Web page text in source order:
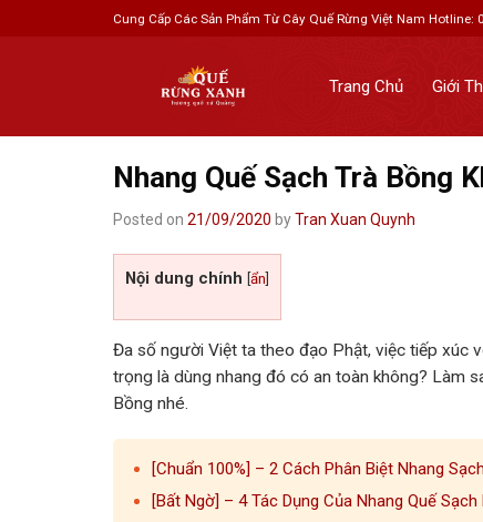
Cung Cấp Các Sản Phẩm Từ Cây Quế Rừng Việt Nam Hotline:
Trang Chủ Giới
Nhang Quế Sạch Trà Bồng
Posted on 21/09/2020 byTran Xuan Quynh
Nội dung chính ẩn
Đa số người Việt ta theo đạo Phật, việc tiếp xúc
trọng là dùng nhang đó có an toàn không? Làm
Bồng nhé.
[Chuẩn 100%] – 2 Cách Phân Biệt Nhang
[Bất Ngờ] – 4 Tác Dụng Của Nhang Quế